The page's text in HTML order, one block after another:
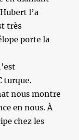
l’a
très
porte la
turque.
nous montre
en nous. À
chez les